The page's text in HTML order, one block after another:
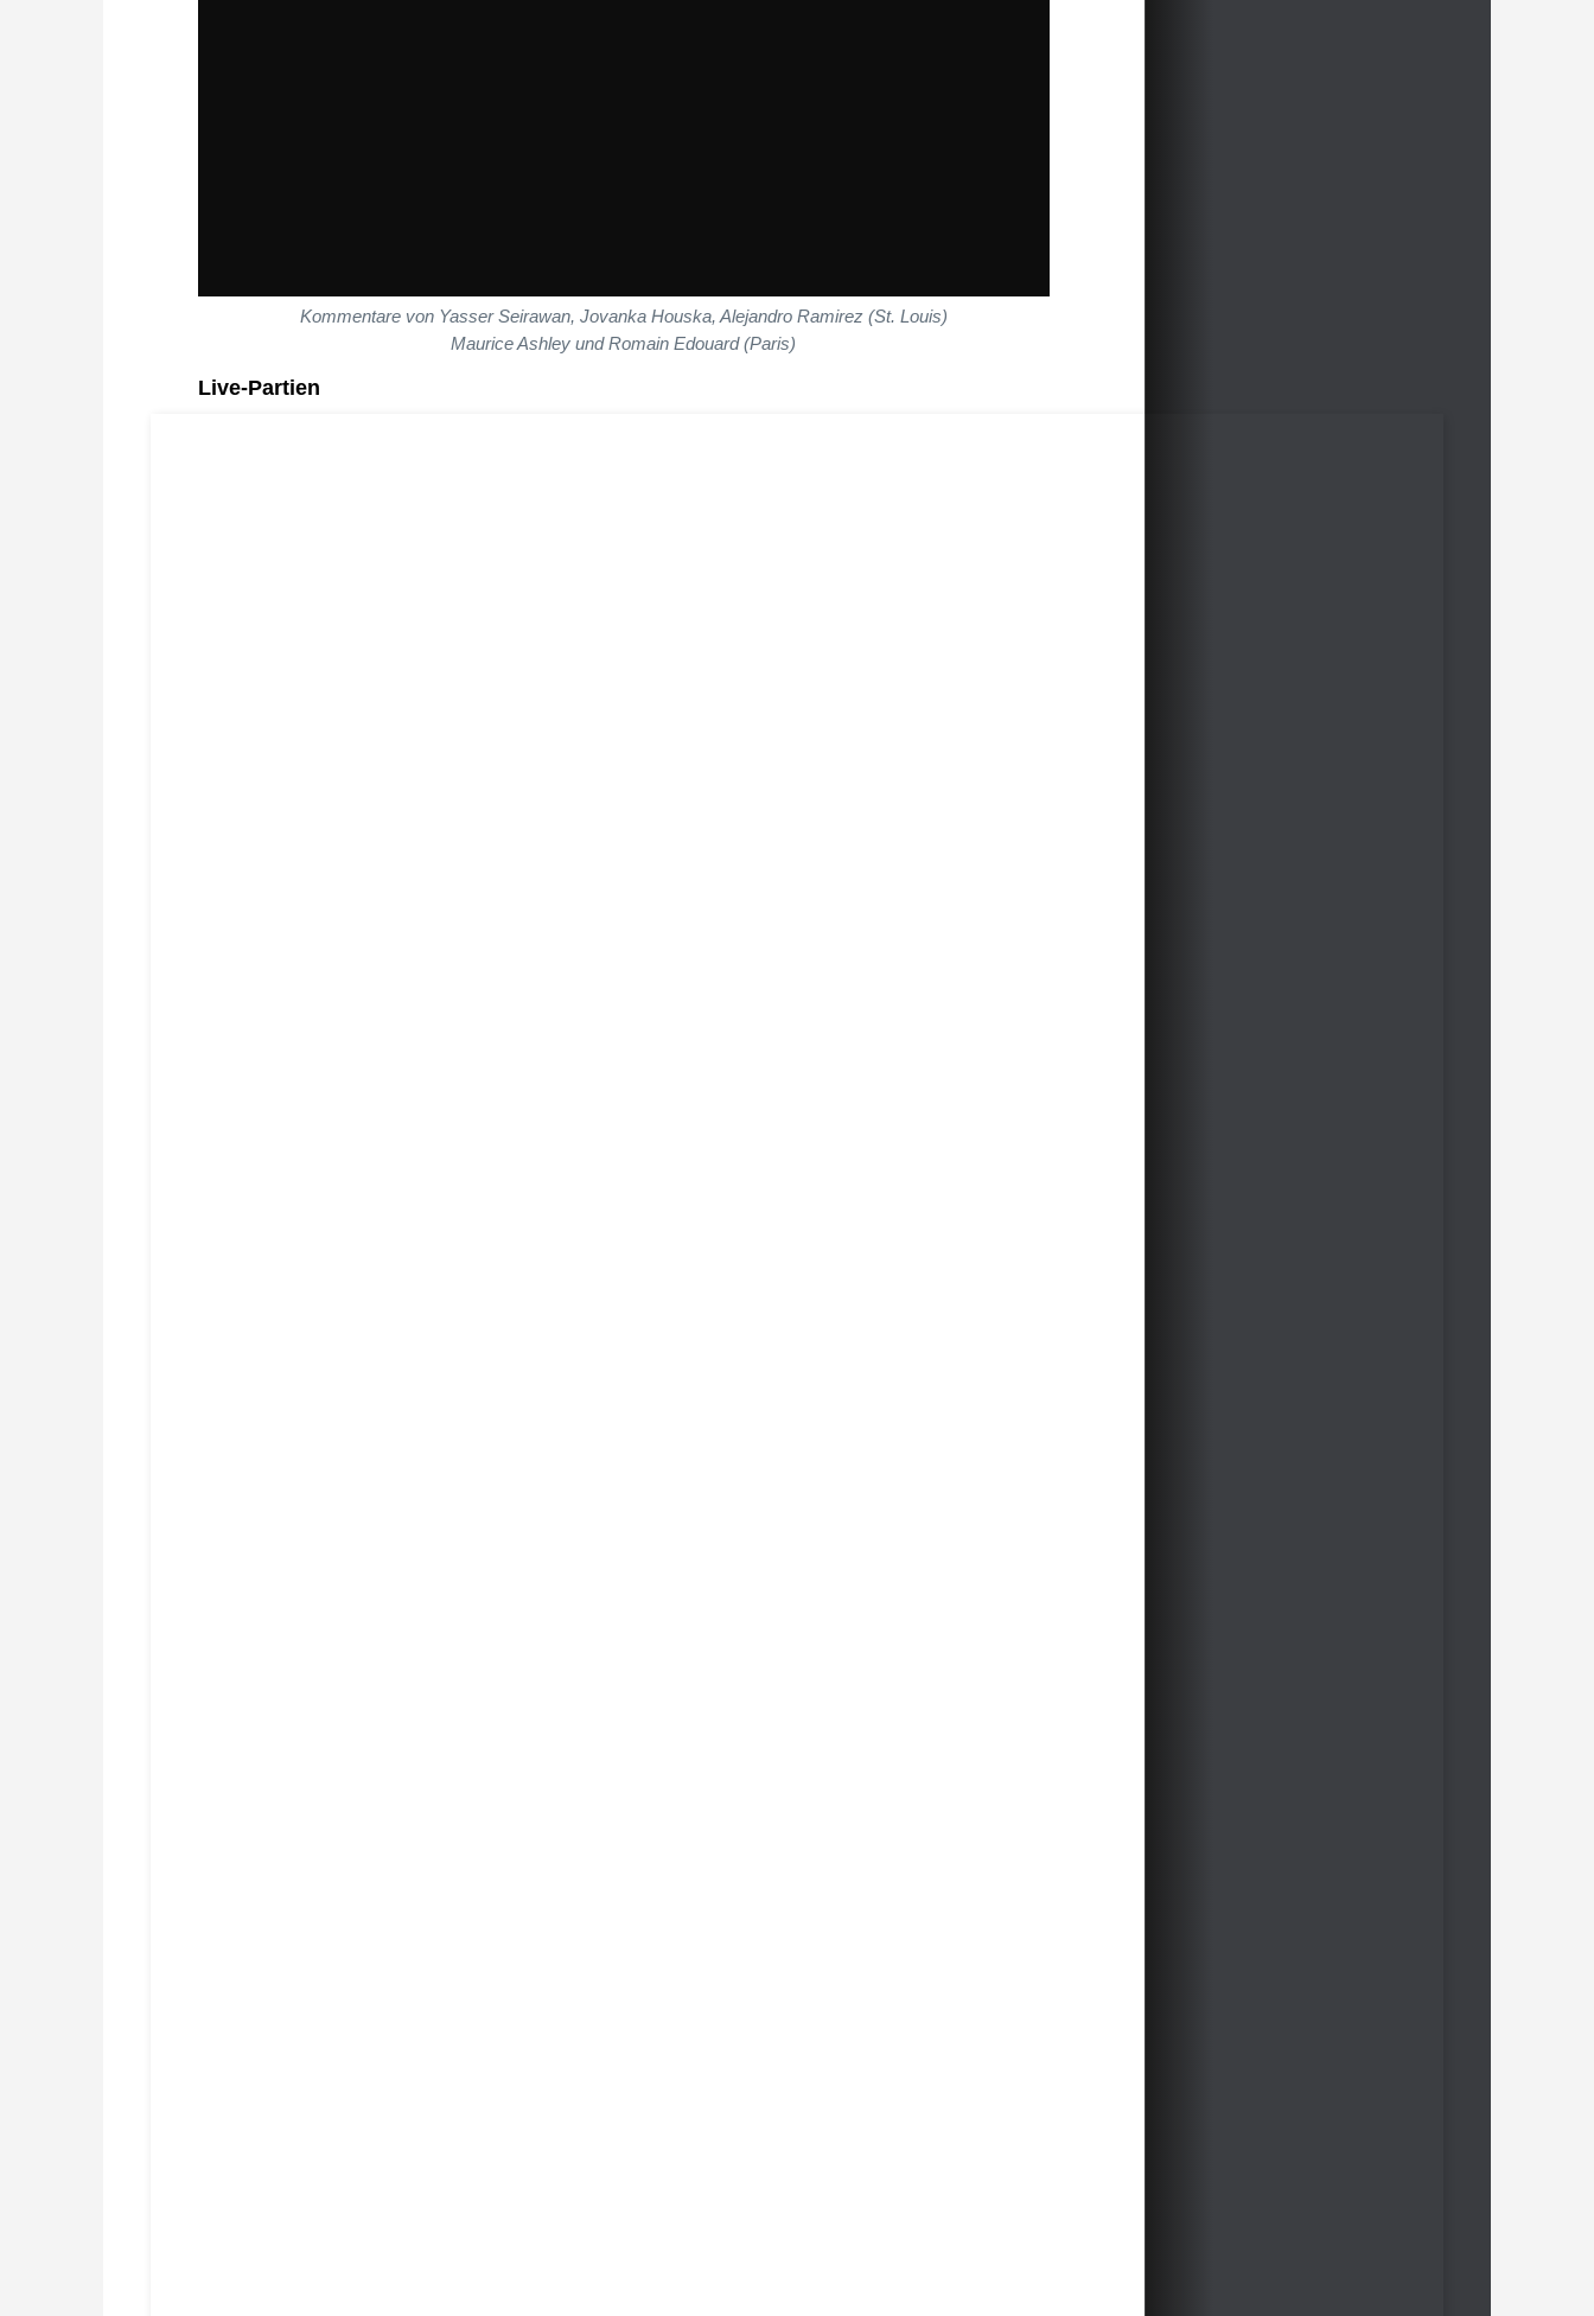
Kommentare von Yasser Seirawan, Jovanka Houska, Alejandro Ramirez (St. Louis)
Maurice Ashley und Romain Edouard (Paris)
Live-Partien